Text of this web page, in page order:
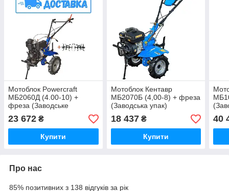
Мотоблок Powercraft
МБ2060Д (4.00-10) +
фреза (Заводське
паковання)
23 672 ₴
Купити
Мотоблок Кентавр
МБ2070Б (4,00-8) + фреза
(Заводська упак)
18 437₴
Купити
40
Про нас
85% позитивних з 138 відгуків за рік